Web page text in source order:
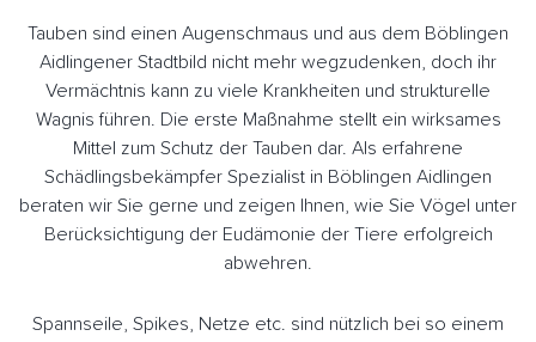
Tauben sind einen Augenschmaus und aus dem Böblingen
Aidlingener Stadtbild nicht mehr wegzudenken, doch ihr
Vermächtnis kann zu viele Krankheiten und strukturelle
Wagnis führen. Die erste Maßnahme stellt ein wirksames
Mittel zum Schutz der Tauben dar. Als erfahrene
Schädlingsbekämpfer Spezialist in Böblingen Aidlingen
beraten wir Sie gerne und zeigen Ihnen, wie Sie Vögel unter
Berücksichtigung der Eudämonie der Tiere erfolgreich
abwehren.
Spannseile, Spikes, Netze etc. sind nützlich bei so einem